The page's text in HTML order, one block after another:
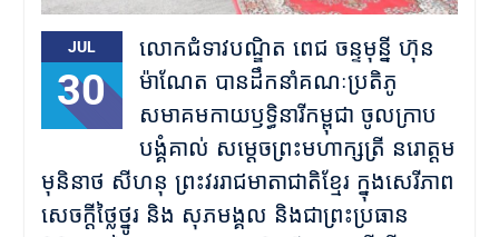
JUL
30
លោកជំទាវបណ្ឌិត ពេជ ចន្ទមុន្នី ហ៊ុន
ម៉ាណែត បានដឹកនាំគណៈប្រតិភូ
សមាគមកាយឫទ្ធិនារីកម្ពុជា ចូលក្រាប
បង្គំគាល់ សម្តេចព្រះមហាក្សត្រី នរោត្តម
មុនិនាថ សីហនុ ព្រះវររាជមាតាជាតិខ្មែរ ក្នុងសេរីភាព
សេចក្តីថ្លៃថ្នូរ និង សុភមង្គល និងជាព្រះប្រធាន